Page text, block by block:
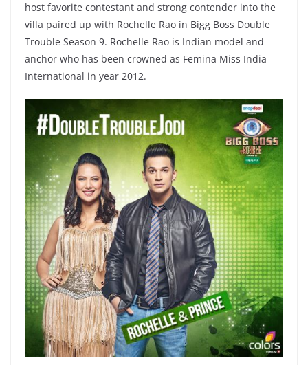
host favorite contestant and strong contender into the
villa paired up with Rochelle Rao in Bigg Boss Double
Trouble Season 9. Rochelle Rao is Indian model and
anchor who has been crowned as Femina Miss India
International in year 2012.